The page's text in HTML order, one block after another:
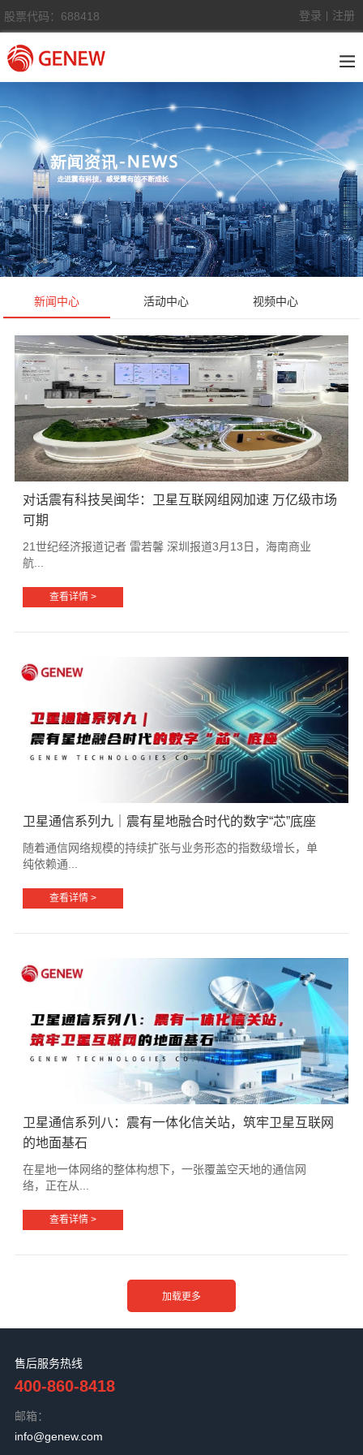
股票代码：688418 登录 注册
新闻中心 活动中心 视频中心
对话震有科技吴闽华：卫星互联网组网加速 万亿级市场
可期
21世纪经济报道记者 雷若馨 深圳报道3月13日，海南商业
航...
查看详情 >
卫星通信系列九｜震有星地融合时代的数字“芯”底座
随着通信网络规模的持续扩张与业务形态的指数级增长，单
纯依赖通...
查看详情 >
卫星通信系列八：震有一体化信关站，筑牢卫星互联网
的地面基石
在星地一体网络的整体构想下，一张覆盖空天地的通信网
络，正在从...
查看详情 >
售后服务热线
400-860-8418
邮箱：
info@genew.com